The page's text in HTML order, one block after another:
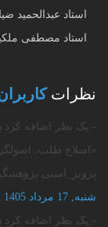
استاد عبدالحمید
استاد مصطفی
نظرات
- یک نظر اضافه کرد
«اصلاح طلب،
پرویز_امینی
شنبه, 17 مرداد 1405 06:12
- یک نظر اضافه کرد